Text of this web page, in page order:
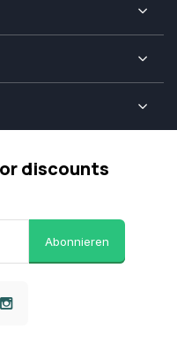
discounts
Abonnieren